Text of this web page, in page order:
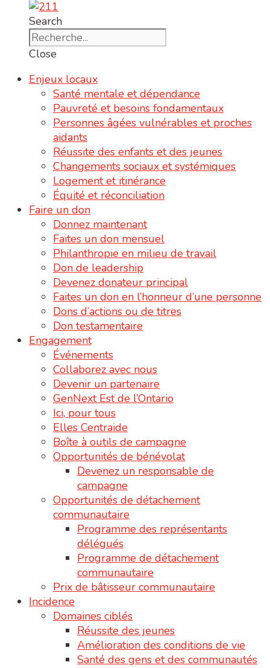
Search
Close
Enjeux locaux
Santé mentale et dépendance
Pauvreté et besoins fondamentaux
Personnes âgées vulnérables et proches
aidants
Réussite des enfants et des jeunes
Changements sociaux et systémiques
Logement et itinérance
Équité et réconciliation
Faire un don
Donnez maintenant
Faites un don mensuel
Philanthropie en milieu de travail
Don de leadership
Devenez donateur principal
Faites un don en l’honneur d’une personne
Dons d’actions ou de titres
Don testamentaire
Engagement
Événements
Collaborez avec nous
Devenir un partenaire
GenNext Est de l’Ontario
Ici, pour tous
Elles Centraide
Boîte à outils de campagne
Opportunités de bénévolat
Devenez un responsable de
campagne
Opportunités de détachement
communautaire
Programme des représentants
délégués
Programme de détachement
communautaire
Prix de bâtisseur communautaire
Incidence
Domaines ciblés
Réussite des jeunes
Amélioration des conditions de vie
Santé des gens et des communautés